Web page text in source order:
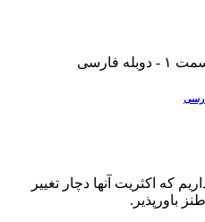
که اکثریت آنها دچار تغییر
باورپذیر.